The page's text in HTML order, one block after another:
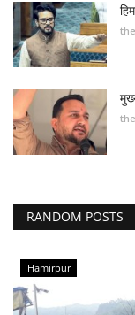
RANDOM POSTS
Hamirpur